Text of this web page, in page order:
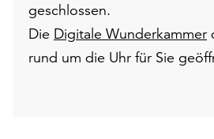
geschlossen.
Die Digitale Wunderkammer
rund um die Uhr für Sie